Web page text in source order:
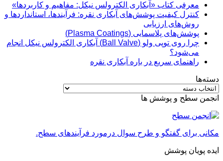
معرفی کتاب «آبکاری الکترولس نیکل: مفاهیم و کاربردها»
کنترل کیفیت پوشش‌های آبکاری نقره: فرآیندها، استانداردها و
روش‌های ارزیابی
پوشش‌های پلاسمایی (Plasma Coatings)
چرا روی توپی‌ ولو (Ball Valve) آبکاری الکترولس نیکل انجام
می‌شود؟
راهنمای سریع در باره آبکاری نقره
دسته‌ها
دسته‌ها
انجمن سطح و پوشش ها
مکانی برای گفتگو و طرح سوال درمورد فرآیندهای سطح.
ایده پویان پوشش